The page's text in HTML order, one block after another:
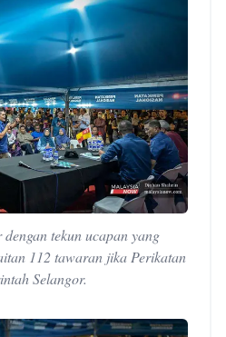
tekun ucapan yang
112 tawaran jika Perikatan
Selangor.